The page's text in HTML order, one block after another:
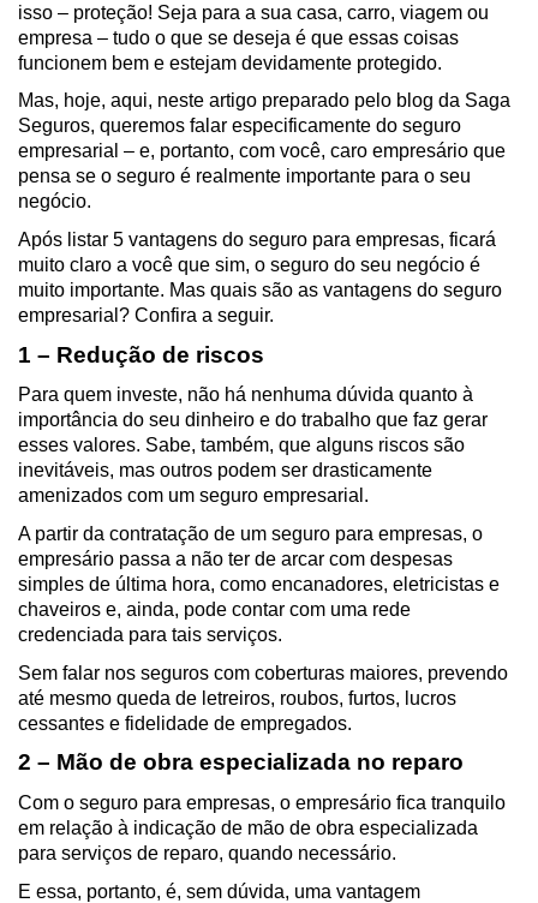
isso – proteção! Seja para a sua casa, carro, viagem ou
empresa – tudo o que se deseja é que essas coisas
funcionem bem e estejam devidamente protegido.
Mas, hoje, aqui, neste artigo preparado pelo blog da Saga
Seguros, queremos falar especificamente do seguro
empresarial – e, portanto, com você, caro empresário que
pensa se o seguro é realmente importante para o seu
negócio.
Após listar 5 vantagens do seguro para empresas, ficará
muito claro a você que sim, o seguro do seu negócio é
muito importante. Mas quais são as vantagens do seguro
empresarial? Confira a seguir.
1 – Redução de riscos
Para quem investe, não há nenhuma dúvida quanto à
importância do seu dinheiro e do trabalho que faz gerar
esses valores. Sabe, também, que alguns riscos são
inevitáveis, mas outros podem ser drasticamente
amenizados com um seguro empresarial.
A partir da contratação de um seguro para empresas, o
empresário passa a não ter de arcar com despesas
simples de última hora, como encanadores, eletricistas e
chaveiros e, ainda, pode contar com uma rede
credenciada para tais serviços.
Sem falar nos seguros com coberturas maiores, prevendo
até mesmo queda de letreiros, roubos, furtos, lucros
cessantes e fidelidade de empregados.
2 – Mão de obra especializada no reparo
Com o seguro para empresas, o empresário fica tranquilo
em relação à indicação de mão de obra especializada
para serviços de reparo, quando necessário.
E essa, portanto, é, sem dúvida, uma vantagem